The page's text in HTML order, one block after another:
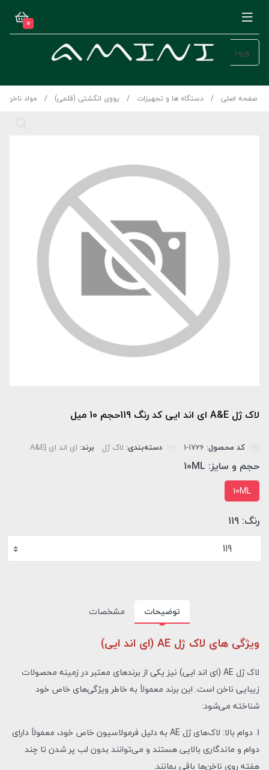
0
ورود
صفحه اصلی دستگاه ها و تجهیزات یووی انگشتی (قلمی) مواد ناخن
لاک ژل A&E ای اند ایی کد رنگ 119حجم 10 میل
کد محصول: دسته‌بندی: لاک ژل برند: ای اند ای |A&E
حجم و سایز: 10ML
10ML
رنگ: 119
119
توضیحات مشخصات
ویژگی های لاک ژل AE (ای اند ایی)
لاک ژل AE (ای اند ایی) نیز یکی از برندهای معتبر در زمینه محصولات
زیبایی ناخن است. این برند معمولاً به خاطر ویژگی‌های خاص خود
شناخته می‌شود:
1. دوام بالا: لاک‌های ژل AE به دلیل فرمولاسیون خاص خود، معمولاً دارای
دوام و ماندگاری بالایی هستند و می‌توانند بدون لب پر شدن تا چند
هفته روی ناخن‌ها باقی بمانند.